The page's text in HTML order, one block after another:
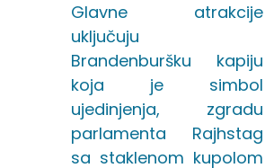
Glavne atrakcije
uključuju
Brandenburšku kapiju
koja je simbol
ujedinjenja, zgradu
parlamenta Rajhstag
sa staklenom kupolom